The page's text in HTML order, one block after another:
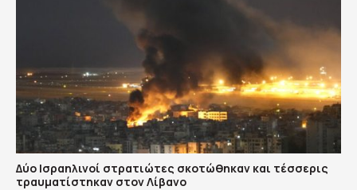
Δύο Ισραηλινοί στρατιώτες σκοτώθηκαν και τέσσερις
τραυματίστηκαν στον Λίβανο